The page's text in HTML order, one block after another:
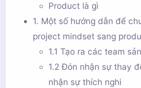
Product là gì
1. Một số hướng dẫn để
project mindset sang
1.1 Tạo ra các team
1.2 Đón nhận sự thay
nhận sự thích nghi